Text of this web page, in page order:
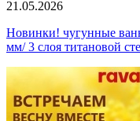
21.05.2026
Новинки! чугунные
мм/ 3 слоя титановой